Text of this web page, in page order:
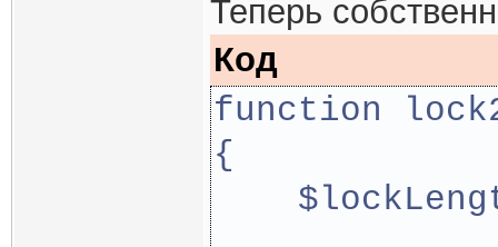
Теперь
Код
function
{